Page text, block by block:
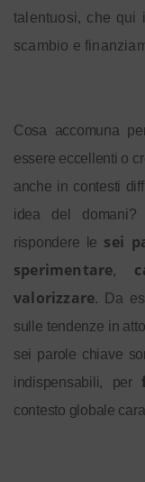
talentuosi, che qui
scambio e
Cosa accomuna
essere eccellenti o
anche in contesti
idea del domani?
rispondere le sei
sperimentare,
valorizzare. Da
sulle tendenze in
sei parole chiave
indispensabili,
per
contesto globale